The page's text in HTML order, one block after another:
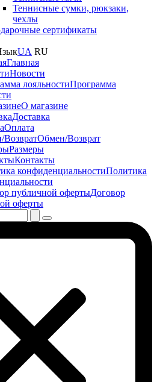
Теннисные сумки, рюкзаки,
чехлы
сертификаты
UA RU
Главная
Новости
Программа
О магазине
Доставка
Оплата
Обмен/Возврат
Размеры
Контакты
Политика
Договор
оферты